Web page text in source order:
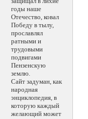
годы наше
Отечество, ковал
Победу в тылу,
прославлял
ратными и
трудовыми
подвигами
Пензенскую
землю.
Сайт задуман, как
народная
энциклопедия, в
которую каждый
желающий может